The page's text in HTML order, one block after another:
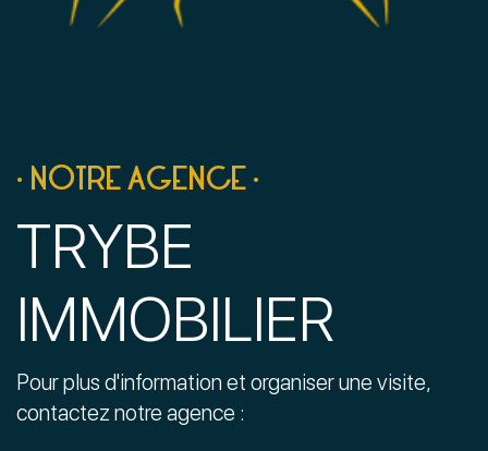
• NOTRE AGENCE •
TRYBE
IMMOBILIER
Pour plus d'information et organiser une visite,
contactez notre agence :